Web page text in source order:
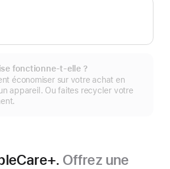
fonctionne-t-elle ?
économiser sur votre achat en
appareil. Ou faites recycler votre
Offrez une